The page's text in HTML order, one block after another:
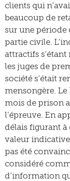
clients qui
beaucoup de
sur une période
partie civile.
attractifs s’étant
les juges de
société s’était
mensongère.
mois de prison
l’épreuve. En
délais figurant à
valeur
pas été
considéré
d’information